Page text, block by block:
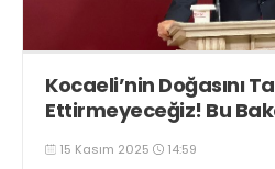
Kocaeli’nin Doğasını
Ettirmeyeceğiz! Bu
15 Kasım 2025 14:59